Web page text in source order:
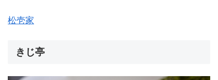
松壱家
きじ亭